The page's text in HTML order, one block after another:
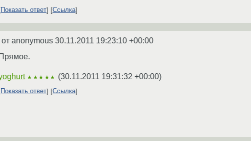
Показать ответ Ссылка
от anonymous 30.11.2011 19:23:10 +00:00
Прямое.
★★★★★ (30.11.2011 19:31:32 +00:00)
Показать ответ Ссылка